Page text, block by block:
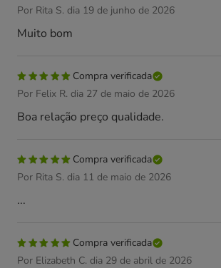
Por Rita S. dia 19 de junho de 2026
Muito bom
Compra verificada
Por Felix R. dia 27 de maio de 2026
Boa relação preço qualidade.
Compra verificada
Por Rita S. dia 11 de maio de 2026
...
Compra verificada
Por Elizabeth C. dia 29 de abril de 2026